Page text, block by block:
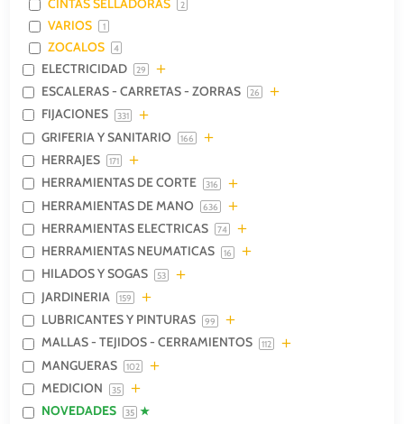
2
VARIOS 1
ZOCALOS 4
ELECTRICIDAD 29
ESCALERAS - CARRETAS - ZORRAS 26
FIJACIONES 331
GRIFERIA Y SANITARIO 166
HERRAJES 171
HERRAMIENTAS DE CORTE 316
HERRAMIENTAS DE MANO 636
HERRAMIENTAS ELECTRICAS 74
HERRAMIENTAS NEUMATICAS 16
HILADOS Y SOGAS 53
JARDINERIA 159
LUBRICANTES Y PINTURAS 99
MALLAS - TEJIDOS - CERRAMIENTOS 112
MANGUERAS 102
MEDICION 35
NOVEDADES 35